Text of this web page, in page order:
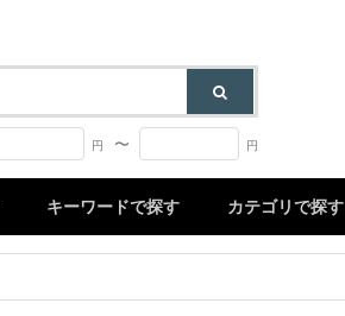
円 〜 円
キーワードで探す カテゴリで探す